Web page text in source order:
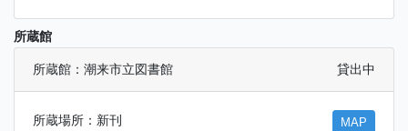
所蔵館
所蔵館：潮来市立図書館 貸出中
所蔵場所：新刊
MAP